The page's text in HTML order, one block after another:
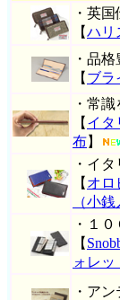
・英
【ハリ
・品
【 ブラ
・常
【 イタ
布】
・イ
【 オロ
（小銭
・１
【
ォレッ
・ア